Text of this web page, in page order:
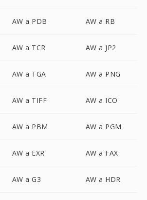
AW a PDB AW a RB
AW a TCR AW a JP2
AW a TGA AW a PNG
AW a TIFF AW a ICO
AW a PBM AW a PGM
AW a EXR AW a FAX
AW a G3 AW a HDR